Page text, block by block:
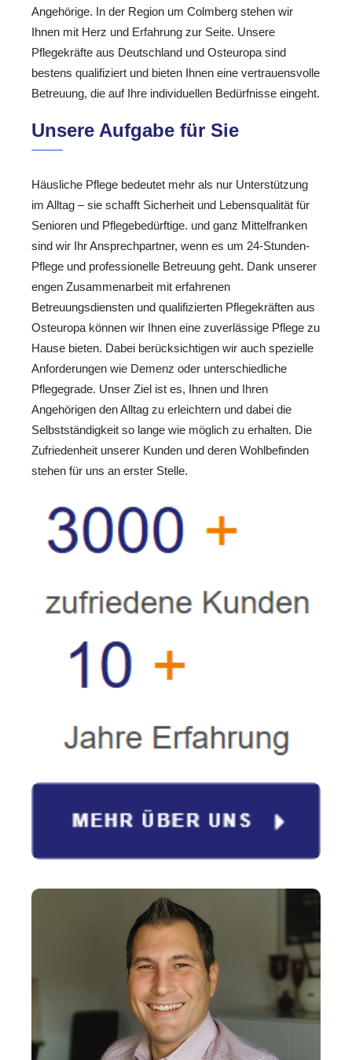
Angehörige. In der Region um Colmberg stehen wir
Ihnen mit Herz und Erfahrung zur Seite. Unsere
Pflegekräfte aus Deutschland und Osteuropa sind
bestens qualifiziert und bieten Ihnen eine vertrauensvolle
Betreuung, die auf Ihre individuellen Bedürfnisse eingeht.
Unsere Aufgabe für Sie
Häusliche Pflege bedeutet mehr als nur Unterstützung
im Alltag – sie schafft Sicherheit und Lebensqualität für
Senioren und Pflegebedürftige. und ganz Mittelfranken
sind wir Ihr Ansprechpartner, wenn es um 24-Stunden-
Pflege und professionelle Betreuung geht. Dank unserer
engen Zusammenarbeit mit erfahrenen
Betreuungsdiensten und qualifizierten Pflegekräften aus
Osteuropa können wir Ihnen eine zuverlässige Pflege zu
Hause bieten. Dabei berücksichtigen wir auch spezielle
Anforderungen wie Demenz oder unterschiedliche
Pflegegrade. Unser Ziel ist es, Ihnen und Ihren
Angehörigen den Alltag zu erleichtern und dabei die
Selbstständigkeit so lange wie möglich zu erhalten. Die
Zufriedenheit unserer Kunden und deren Wohlbefinden
stehen für uns an erster Stelle.